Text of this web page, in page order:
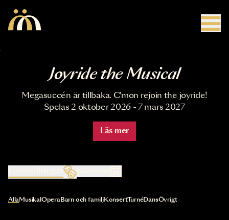
Joyride the Musical
Megasuccén är tillbaka. C'mon rejoin the joyride!
Spelas 2 oktober 2026 - 7 mars 2027
Läs mer
Kalender
Val av kategori uppdaterar innehållet automatiskt
AllaMusikal OperaBarn och familjKonsertTurnéDansÖvrigt